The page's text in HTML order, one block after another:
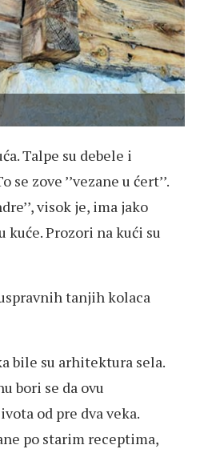
Talpe su debele i
zove ’’vezane u ćert’’.
visok je, ima jako
Prozori na kući su
tanjih kolaca
bile su arhitektura sela.
bori se da ovu
od pre dva veka.
po starim receptima,